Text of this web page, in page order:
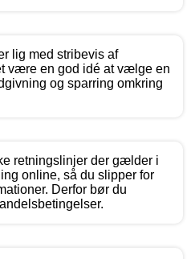
lig med stribevis af
være en god idé at vælge en
og sparring omkring
retningslinjer der gælder i
online, så du slipper for
Derfor bør du